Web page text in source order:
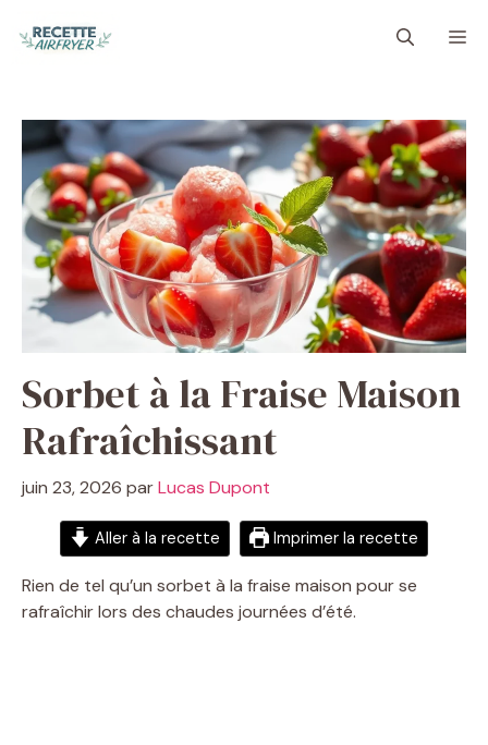
Sorbet à la Fraise Maison
Rafraîchissant
juin 23, 2026 parLucas Dupont
Aller à la recette Imprimer la recette
Rien de tel qu’un sorbet à la fraise maison pour se
rafraîchir lors des chaudes journées d’été.